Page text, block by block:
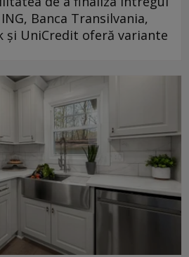
Banca Transilvania,
și UniCredit oferă variante